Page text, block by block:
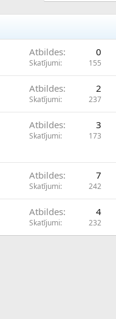
Atbildes 0
Skatījumi 155
Atbildes 2
Skatījumi 237
Atbildes 3
Skatījumi 173
Atbildes 7
Skatījumi 242
Atbildes 4
Skatījumi 232